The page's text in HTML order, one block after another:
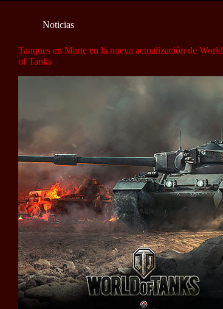
Noticias
Tanques en Marte en la nueva actualización de World
of Tanks